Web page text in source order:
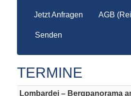
Jetzt Anfragen AGB
Senden
TERMINE
Lombardei – Bergpanorama